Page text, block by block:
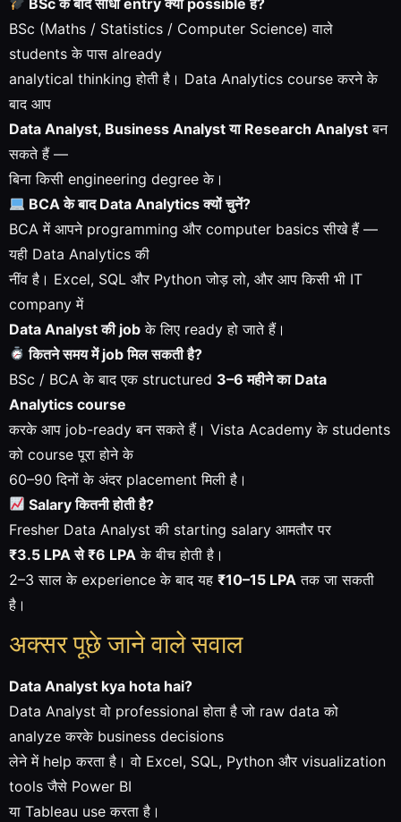
BSc (Maths / Statistics / Computer Science) वाले
students के पास already
analytical thinking होती है। Data Analytics course करने के
बाद आप
Data Analyst, Business Analyst या Research Analyst बन
सकते हैं —
बिना किसी engineering degree के।
BCA के बाद Data Analytics क्यों चुनें?
BCA में आपने programming और computer basics सीखे हैं —
यही Data Analytics की
नींव है। Excel, SQL और Python जोड़ लो, और आप किसी भी IT
company में
Data Analyst की job के लिए ready हो जाते हैं।
कितने समय में job मिल सकती है?
BSc / BCA के बाद एक structured 3–6 महीने का Data
Analytics course
करके आप job-ready बन सकते हैं। Vista Academy के students
को course पूरा होने के
60–90 दिनों के अंदर placement मिली है।
Salary कितनी होती है?
Fresher Data Analyst की starting salary आमतौर पर
₹3.5 LPA से ₹6 LPA के बीच होती है।
2–3 साल के experience के बाद यह ₹10–15 LPA तक जा सकती
है।
अक्सर पूछे जाने वाले सवाल
Data Analyst kya hota hai?
Data Analyst वो professional होता है जो raw data को
analyze करके business decisions
लेने में help करता है। वो Excel, SQL, Python और visualization
tools जैसे Power BI
या Tableau use करता है।